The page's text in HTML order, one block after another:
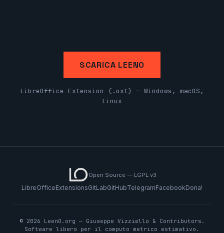
SCARICA LEENO
LibreOffice Extension (.oxt) — Windows, macOS,
Linux
Open Source — LGPL v3
LibreOfficeExtensionsGitLabGitHubTelegramFacebookDona!
© 2026 LeenO.org — Giuseppe Vizziello & Contributors.
Software libero per il computo metrico estimativo.